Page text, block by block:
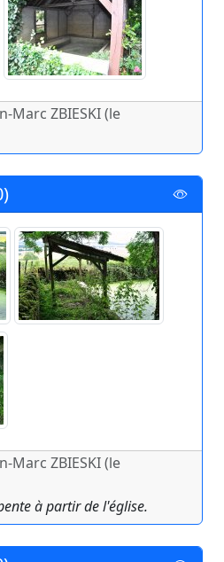
Marc ZBIESKI (le
Marc ZBIESKI (le
à partir de l'église.